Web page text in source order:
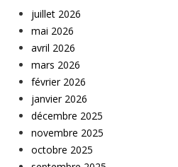
juillet 2026
mai 2026
avril 2026
mars 2026
février 2026
janvier 2026
décembre 2025
novembre 2025
octobre 2025